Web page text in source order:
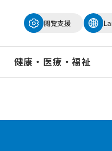
閲覧支援
健康・医療・福祉